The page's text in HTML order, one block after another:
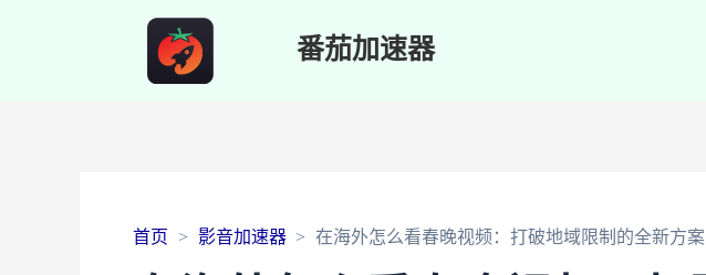
番茄加速器
首页 影音加速器 在海外怎么看春晚视频：打破地域限制的全新方案